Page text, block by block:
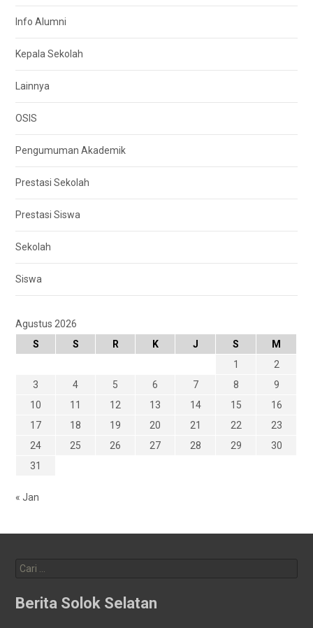
Info Alumni
Kepala Sekolah
Lainnya
OSIS
Pengumuman Akademik
Prestasi Sekolah
Prestasi Siswa
Sekolah
Siswa
Agustus 2026
S
S R K J S
M
1
2
3
4 5 6 7 8
9
10
11 12 13 14 15
16
17
18 19 20 21 22
23
24
25 26 27 28 29
30
31
« Jan
untuk:
Berita Solok Selatan